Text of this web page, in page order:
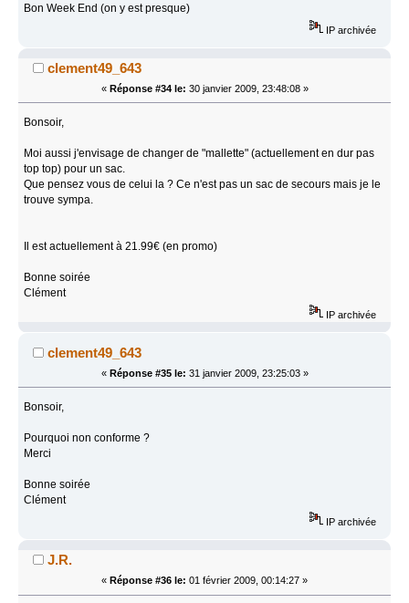
Bon Week End (on y est presque)
IP archivée
clement49_643
« Réponse #34 le: 30 janvier 2009, 23:48:08 »
Bonsoir,
Moi aussi j'envisage de changer de "mallette" (actuellement en dur pas
top top) pour un sac.
Que pensez vous de celui la ? Ce n'est pas un sac de secours mais je le
trouve sympa.
Il est actuellement à 21.99€ (en promo)
Bonne soirée
Clément
IP archivée
clement49_643
« Réponse #35 le: 31 janvier 2009, 23:25:03 »
Bonsoir,
Pourquoi non conforme ?
Merci
Bonne soirée
Clément
IP archivée
J.R.
« Réponse #36 le: 01 février 2009, 00:14:27 »